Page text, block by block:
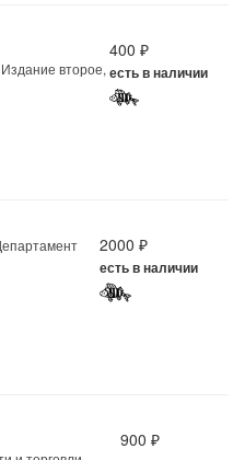
второе,
400 ₽
есть в наличии
2000 ₽
есть в наличии
900 ₽